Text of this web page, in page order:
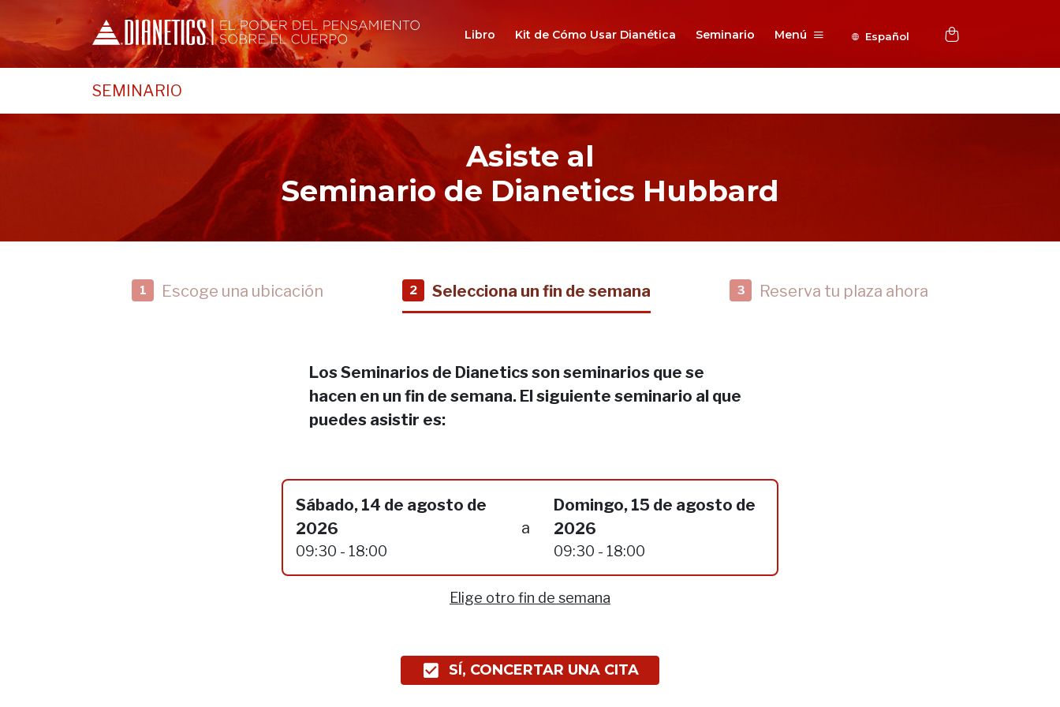
Libro Kit de Cómo Usar Dianética Seminario Menú Español
SEMINARIO
Asiste al
Seminario de Dianetics Hubbard
1 Escoge una ubicación 2 Selecciona un fin de semana 3 Reserva tu plaza ahora
Los Seminarios de Dianetics son seminarios que se
hacen en un fin de semana. El siguiente seminario al que
puedes asistir es:
Sábado, 14 de agosto de
2026
09:30 - 18:00
a
Domingo, 15 de agosto de
2026
09:30 - 18:00
Elige otro fin de semana
SÍ, CONCERTAR UNA CITA